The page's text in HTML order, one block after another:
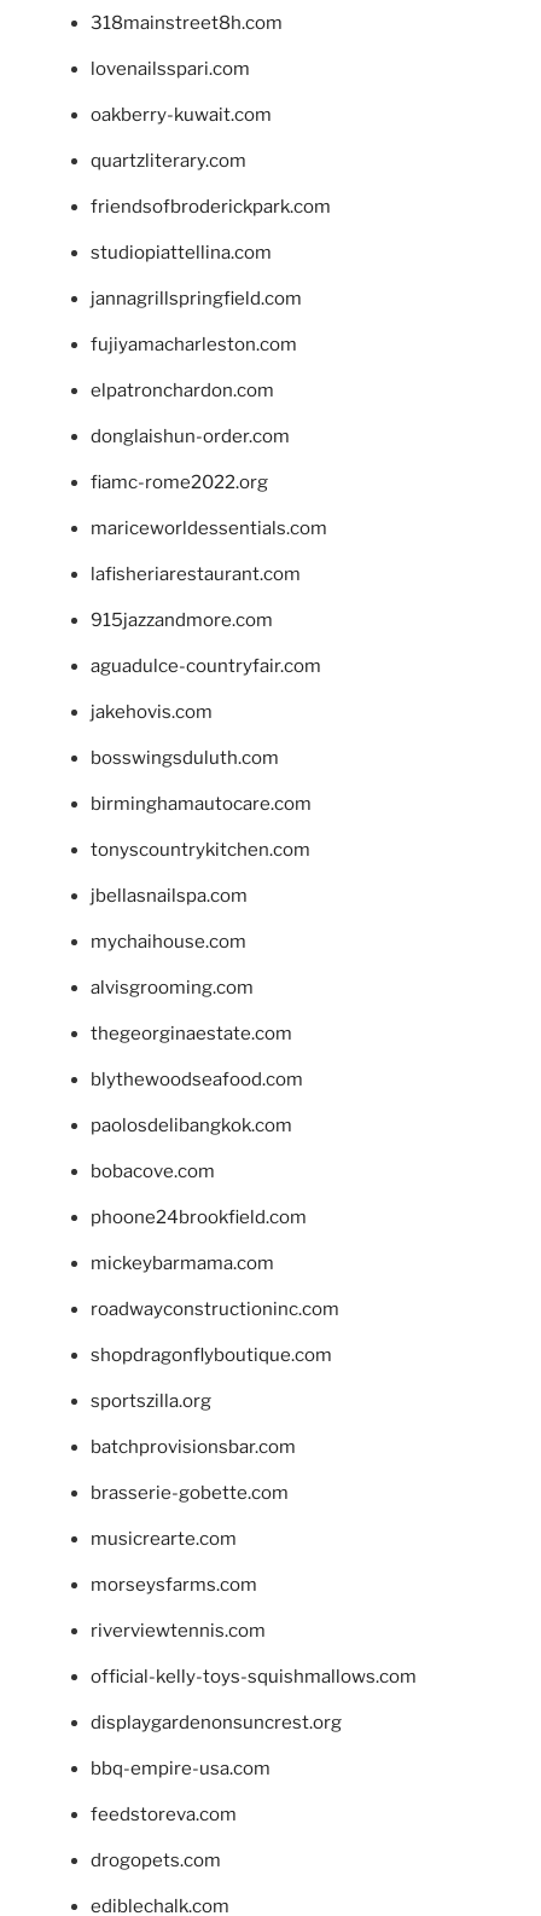
318mainstreet8h.com
lovenailsspari.com
oakberry-kuwait.com
quartzliterary.com
friendsofbroderickpark.com
studiopiattellina.com
jannagrillspringfield.com
fujiyamacharleston.com
elpatronchardon.com
donglaishun-order.com
fiamc-rome2022.org
mariceworldessentials.com
lafisheriarestaurant.com
915jazzandmore.com
aguadulce-countryfair.com
jakehovis.com
bosswingsduluth.com
birminghamautocare.com
tonyscountrykitchen.com
jbellasnailspa.com
mychaihouse.com
alvisgrooming.com
thegeorginaestate.com
blythewoodseafood.com
paolosdelibangkok.com
bobacove.com
phoone24brookfield.com
mickeybarmama.com
roadwayconstructioninc.com
shopdragonflyboutique.com
sportszilla.org
batchprovisionsbar.com
brasserie-gobette.com
musicrearte.com
morseysfarms.com
riverviewtennis.com
official-kelly-toys-squishmallows.com
displaygardenonsuncrest.org
bbq-empire-usa.com
feedstoreva.com
drogopets.com
ediblechalk.com